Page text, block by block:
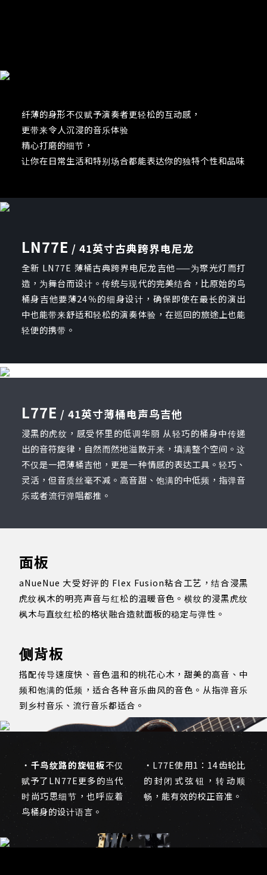
纤薄的身形不仅赋予演奏者更轻松的互动感，
更带来令人沉浸的音乐体验
精心打磨的细节，
让你在日常生活和特别场合都能表达你的独特个性和品味
LN77E / 41英寸古典跨界电尼龙
全新 LN77E 薄桶古典跨界电尼龙吉他——为聚光灯而打
造，为舞台而设计。传统与现代的完美结合，比原始的鸟
桶身吉他要薄24％的细身设计，确保即使在最长的演出
中也能带来舒适和轻松的演奏体验，在巡回的旅途上也能
轻便的携带。
L77E / 41英寸薄桶电声鸟吉他
浸黑的虎纹，感受怀里的低调华丽 从轻巧的桶身中传递
出的音符旋律，自然而然地溢散开来，填满整个空间。这
不仅是一把薄桶吉他，更是一种情感的表达工具。轻巧、
灵活，但音质丝毫不减。高音甜、饱满的中低频，指弹音
乐或者流行弹唱都推。
面板
aNueNue 大受好评的 Flex Fusion粘合工艺，结合浸黑
虎纹枫木的明亮声音与红松的温暖音色。横纹的浸黑虎纹
枫木与直纹红松的格状融合造就面板的稳定与弹性。
侧背板
搭配传导速度快、音色温和的桃花心木，甜美的高音、中
频和饱满的低频，适合各种音乐曲风的音色。从指弹音乐
到乡村音乐、流行音乐都适合。
・ 千鸟纹路的旋钮板不仅
赋予了LN77E更多的当代
时尚巧思细节，也呼应着
鸟桶身的设计语言。
・L77E使用1：14齿轮比
的封闭式弦钮，转动顺
畅，能有效的校正音准。